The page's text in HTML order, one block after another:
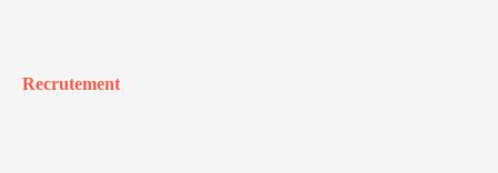
Recrutement